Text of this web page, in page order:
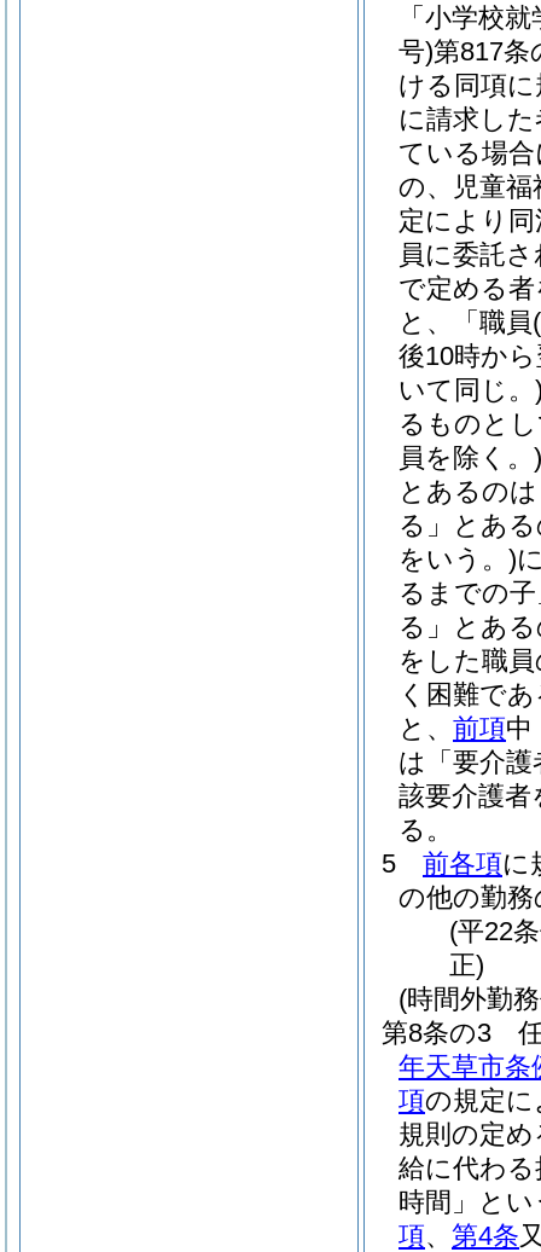
「小学校
号)第817条
ける同項
に請求した
ている場
の、児童福
定により
員に委託
で定める
と、「職員
後10時か
いて同じ。
るものと
員を除く。)
とあるの
る」とあ
をいう。)
るまでの
る」とあ
をした職
く困難で
と、 前項中
は「要介
該要介護
る。
5
前各項に
の他の勤
(平22
正)
(時間外勤
第8条の3
年天草市条
項の規定に
規則の定
給に代わ
時間」とい
項、 第4条